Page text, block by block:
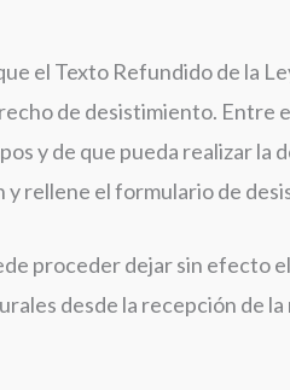
el Texto Refundido de la
de desistimiento.
y de que pueda realizar
y rellene el formulario de
proceder dejar sin efecto
desde la recepción de